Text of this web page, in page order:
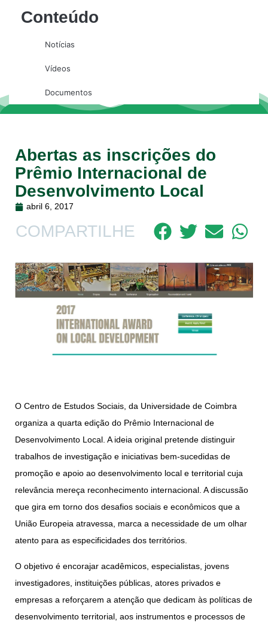
Conteúdo
Notícias
Vídeos
Documentos
Abertas as inscrições do
Prêmio Internacional de
Desenvolvimento Local
abril 6, 2017
COMPARTILHE
O Centro de Estudos Sociais, da Universidade de Coimbra
organiza a quarta edição do Prêmio Internacional de
Desenvolvimento Local. A ideia original pretende distinguir
trabalhos de investigação e iniciativas bem-sucedidas de
promoção e apoio ao desenvolvimento local e territorial cuja
relevância mereça reconhecimento internacional. A discussão
que gira em torno dos desafios sociais e econômicos que a
União Europeia atravessa, marca a necessidade de um olhar
atento para as especificidades dos territórios.
O objetivo é encorajar acadêmicos, especialistas, jovens
investigadores, instituições públicas, atores privados e
empresas a reforçarem a atenção que dedicam às políticas de
desenvolvimento territorial, aos instrumentos e processos de